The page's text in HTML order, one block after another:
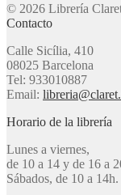
© 2026 Librería
Contacto
Calle Sicília, 410
08025 Barcelona
Tel: 933010887
Email:
Horario de la librería
Lunes a viernes,
de 10 a 14 y de 16 a
Sábados, de 10 a 14h.